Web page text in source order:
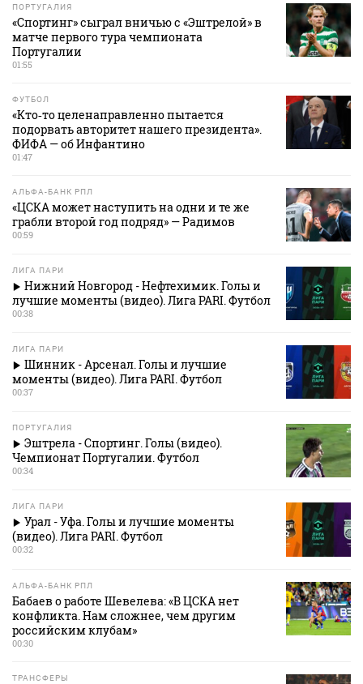
ПОРТУГАЛИЯ
«Спортинг» сыграл вничью с «Эштрелой» в
матче первого тура чемпионата
Португалии
01:55
ФУТБОЛ
«Кто‑то целенаправленно пытается
подорвать авторитет нашего президента».
ФИФА — об Инфантино
01:47
АЛЬФА-БАНК РПЛ
«ЦСКА может наступить на одни и те же
грабли второй год подряд» — Радимов
00:59
ЛИГА ПАРИ
Нижний Новгород - Нефтехимик. Голы и
лучшие моменты (видео). Лига PARI. Футбол
00:38
ЛИГА ПАРИ
Шинник - Арсенал. Голы и лучшие
моменты (видео). Лига PARI. Футбол
00:37
ПОРТУГАЛИЯ
Эштрела - Спортинг. Голы (видео).
Чемпионат Португалии. Футбол
00:34
ЛИГА ПАРИ
Урал - Уфа. Голы и лучшие моменты
(видео). Лига PARI. Футбол
00:32
АЛЬФА-БАНК РПЛ
Бабаев о работе Шевелева: «В ЦСКА нет
конфликта. Нам сложнее, чем другим
российским клубам»
00:30
ТРАНСФЕРЫ